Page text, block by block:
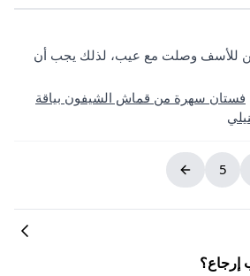
للأسف وصلت مع عيب، لذلك يجب أن
فستان سهرة من قماش الشيفون بياقة
5
إرجاع؟